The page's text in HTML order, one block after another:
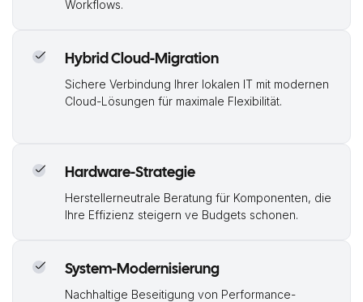
Workflows.
Hybrid Cloud-Migration
Sichere Verbindung Ihrer lokalen IT mit modernen
Cloud-Lösungen für maximale Flexibilität.
Hardware-Strategie
Herstellerneutrale Beratung für Komponenten, die
Ihre Effizienz steigern ve Budgets schonen.
System-Modernisierung
Nachhaltige Beseitigung von Performance-